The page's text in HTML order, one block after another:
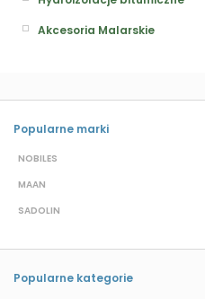
Akcesoria Malarskie
Popularne marki
NOBILES
MAAN
SADOLIN
Popularne kategorie